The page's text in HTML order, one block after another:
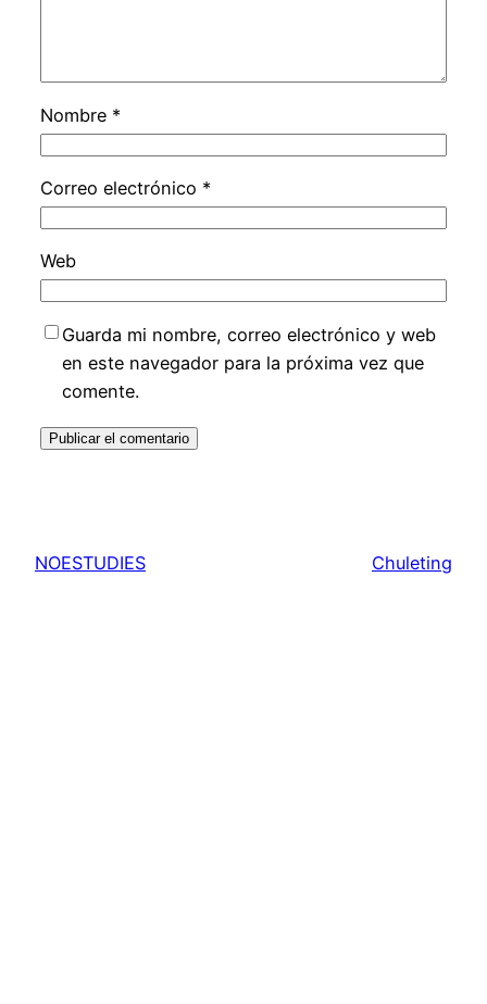
Nombre *
Correo electrónico *
Web
Guarda mi nombre, correo electrónico y web
en este navegador para la próxima vez que
comente.
NOESTUDIES Chuleting